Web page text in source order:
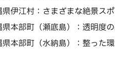
県伊江村：さまざまな絶景ス
県本部町（瀬底島）：透明度
県本部町（水納島）：整った